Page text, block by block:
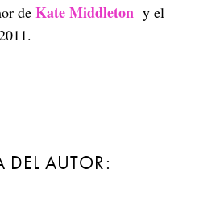
de Kate Middleton y el
DEL AUTOR: